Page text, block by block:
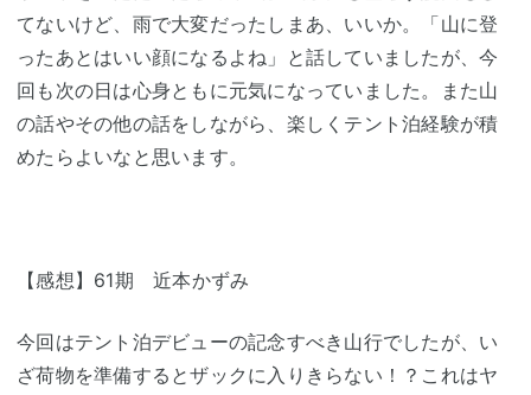
てないけど、雨で大変だったしまあ、いいか。「山に登
ったあとはいい顔になるよね」と話していましたが、今
回も次の日は心身ともに元気になっていました。また山
の話やその他の話をしながら、楽しくテント泊経験が積
めたらよいなと思います。
【感想】61期 近本かずみ
今回はテント泊デビューの記念すべき山行でしたが、い
ざ荷物を準備するとザックに入りきらない！？これはヤ